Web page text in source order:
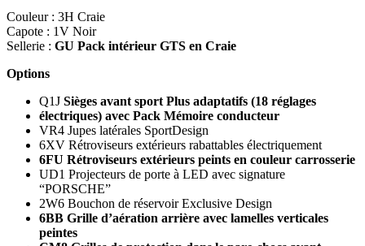
Couleur : 3H Craie
Capote : 1V Noir
Sellerie : GU Pack intérieur GTS en Craie
Options
Q1J Sièges avant sport Plus adaptatifs (18 réglages
électriques) avec Pack Mémoire conducteur
VR4 Jupes latérales SportDesign
6XV Rétroviseurs extérieurs rabattables électriquement
6FU Rétroviseurs extérieurs peints en couleur carrosserie
UD1 Projecteurs de porte à LED avec signature
“PORSCHE”
2W6 Bouchon de réservoir Exclusive Design
6BB Grille d’aération arrière avec lamelles verticales
peintes